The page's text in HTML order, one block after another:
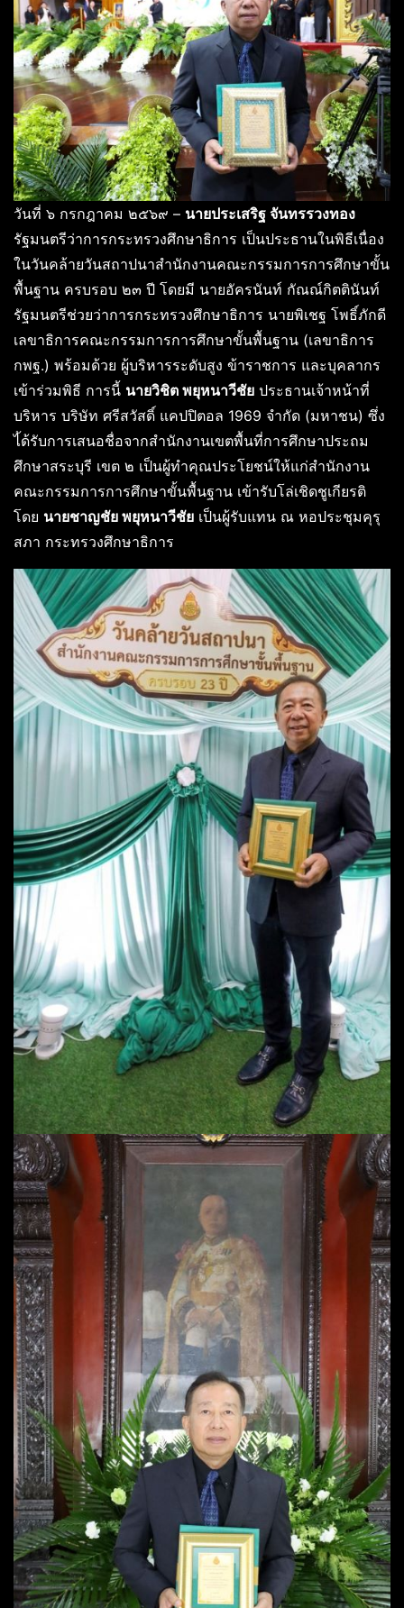
วันที่ ๖ กรกฎาคม ๒๕๖๙ – นายประเสริฐ จันทรรวงทอง
รัฐมนตรีว่าการกระทรวงศึกษาธิการ เป็นประธานในพิธีเนื่อง
ในวันคล้ายวันสถาปนาสำนักงานคณะกรรมการการศึกษาขั้น
พื้นฐาน ครบรอบ ๒๓ ปี โดยมี นายอัครนันท์ กัณณ์กิตตินันท์
รัฐมนตรีช่วยว่าการกระทรวงศึกษาธิการ นายพิเชฐ โพธิ์ภักดี
เลขาธิการคณะกรรมการการศึกษาขั้นพื้นฐาน (เลขาธิการ
กพฐ.) พร้อมด้วย ผู้บริหารระดับสูง ข้าราชการ และบุคลากร
เข้าร่วมพิธี การนี้ นายวิชิต พยุหนาวีชัย ประธานเจ้าหน้าที่
บริหาร บริษัท ศรีสวัสดิ์ แคปปิตอล 1969 จำกัด (มหาชน) ซึ่ง
ไ้ด้รับการเสนอชื่อจากสำนักงานเขตพื้นที่การศึกษาประถม
ศึกษาสระบุรี เขต ๒ เป็นผู้ทำคุณประโยชน์ให้แก่สำนักงาน
คณะกรรมการการศึกษาขั้นพื้นฐาน เข้ารับโล่เชิดชูเกียรติ
โดย นายชาญชัย พยุหนาวีชัย เป็นผู้รับแทน ณ หอประชุมคุรุ
สภา กระทรวงศึกษาธิการ